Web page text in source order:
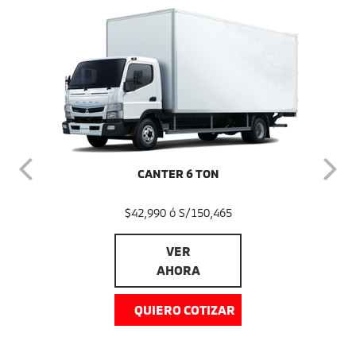
CANTER 6 TON
$42,990 ó S/150,465
VER
AHORA
QUIERO COTIZAR